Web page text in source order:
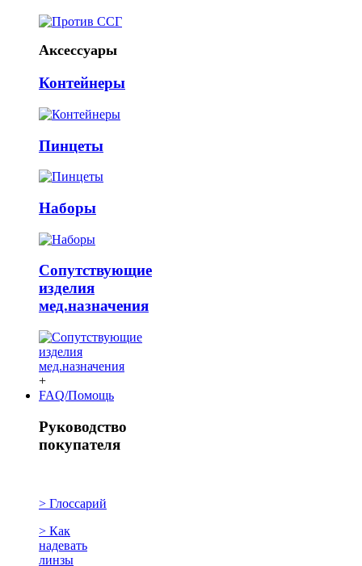
Аксессуары
Контейнеры
Пинцеты
Наборы
Сопутствующие
изделия
мед.назначения
+
FAQ/Помощь
Руководство
покупателя
> Глоссарий
> Как
надевать
линзы